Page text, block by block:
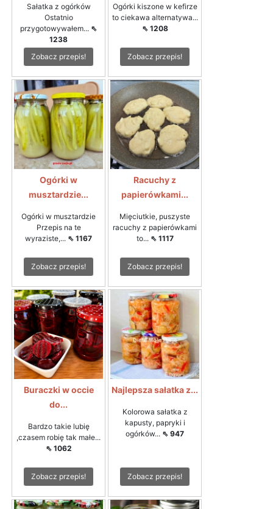
Sałatka z ogórków
Ostatnio
przygotowywałem... ⇖
1238
Zobacz przepis!
Ogórki kiszone w kefirze
to ciekawa alternatywa...
⇖ 1208
Zobacz przepis!
Ogórki w
musztardzie...
Ogórki w musztardzie
Przepis na te
wyraziste,... ⇖ 1167
Zobacz przepis!
Racuchy z
papierówkami...
Mięciutkie, puszyste
racuchy z papierówkami
to... ⇖ 1117
Zobacz przepis!
Buraczki w occie
do...
Bardzo takie lubię
,czasem robię tak małe...
⇖ 1062
Zobacz przepis!
Najlepsza sałatka z...
Kolorowa sałatka z
kapusty, papryki i
ogórków... ⇖ 947
Zobacz przepis!